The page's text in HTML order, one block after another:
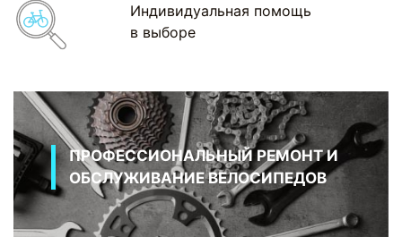
Индивидуальная помощь
в выборе
ПРОФЕССИОНАЛЬНЫЙ РЕМОНТ И
ОБСЛУЖИВАНИЕ ВЕЛОСИПЕДОВ